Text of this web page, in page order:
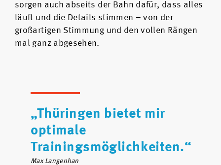
sorgen auch abseits der Bahn dafür, dass alles
läuft und die Details stimmen – von der
großartigen Stimmung und den vollen Rängen
mal ganz abgesehen.
„Thüringen bietet mir
optimale
Trainingsmöglichkeiten.“
Max Langenhan